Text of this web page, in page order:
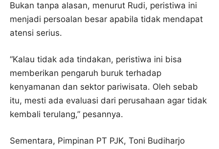
Bukan tanpa alasan, menurut Rudi, peristiwa ini
menjadi persoalan besar apabila tidak mendapat
atensi serius.
“Kalau tidak ada tindakan, peristiwa ini bisa
memberikan pengaruh buruk terhadap
kenyamanan dan sektor pariwisata. Oleh sebab
itu, mesti ada evaluasi dari perusahaan agar tidak
kembali terulang,” pesannya.
Sementara, Pimpinan PT PJK, Toni Budiharjo